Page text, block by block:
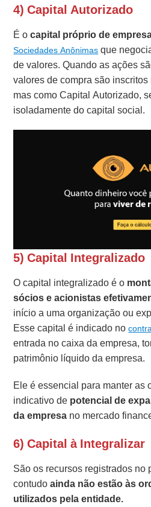
4) Capital Autorizado
É ocapital próprio de
Sociedades Anônimas que
de valores. Quando as ações
valores de compra são
mas como Capital Autorizado,
isoladamente do capital social.
5) Capital Integralizado
O capital integralizado é o
sócios e acionistas
início a uma organização ou
Esse capital é indicado no
entrada no caixa da empresa,
patrimônio líquido da empresa.
Ele é essencial para manter as
indicativo de potencial de
da empresa no mercado
6) Capital à Integralizar
São os recursos registrados no
contudoainda não estão às
utilizados pela entidade.